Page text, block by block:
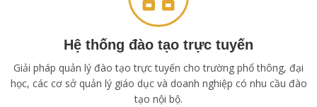
Hệ thống đào tạo trực tuyến
Giải pháp quản lý đào tạo trực tuyến cho trường phổ thông, đại
học, các cơ sở quản lý giáo dục và doanh nghiệp có nhu cầu đào
tạo nội bộ.